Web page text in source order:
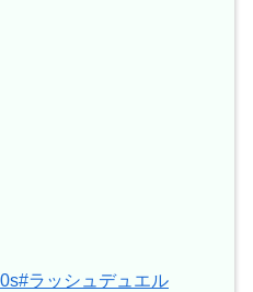
#ラッシュデュエル